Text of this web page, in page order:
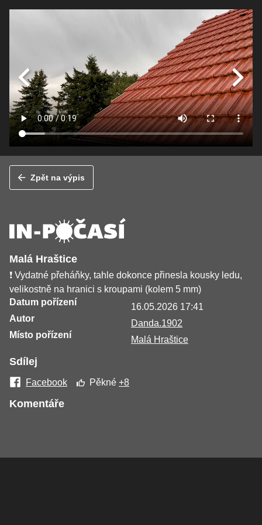
Zpět na výpis
Malá Hraštice
❗️ Vydatné přeháňky, tahle dokonce přinesla kousky ledu,
velikostně na hranici s kroupami (kolem 5 mm)
Datum pořízení
16.05.2026 17:41
Autor
Danda.1902
Místo pořízení
Malá Hraštice
Sdílej
Facebook Pěkné+8
Komentáře